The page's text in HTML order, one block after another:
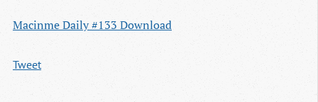
Macinme Daily #133 Download
Tweet